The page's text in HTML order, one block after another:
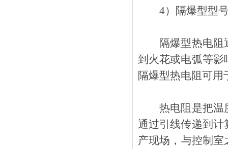
4）隔爆型型号
隔爆型热电阻通
到火花或电弧等影
隔爆型热电阻可用
热电阻是把温度
通过引线传递到计
产现场，与控制